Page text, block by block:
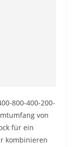
800-400-200-
von
für ein
kombinieren